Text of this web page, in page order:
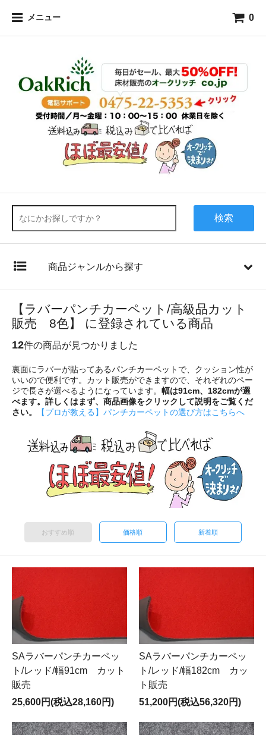
メニュー 0
検索
商品ジャンルから探す
【ラバーパンチカーペット/高級品カット
販売 8色】 に登録されている商品
12件の商品が見つかりました
裏面にラバーが貼ってあるパンチカーペットで、クッション性が
いいので便利です。カット販売ができますので、それぞれのペー
ジで長さが選べるようになっています。 幅は91cm、182cmが選
べます。 詳しくはまず、商品画像をクリックして説明をご覧くだ
さい。
【プロが教える】パンチカーペットの選び方はこちらへ
おすすめ順 価格順 新着順
SAラバーパンチカーペッ
ト/レッド/幅91cm カット
販売
25,600円(税込28,160円)
SAラバーパンチカーペッ
ト/レッド/幅182cm カッ
ト販売
51,200円(税込56,320円)